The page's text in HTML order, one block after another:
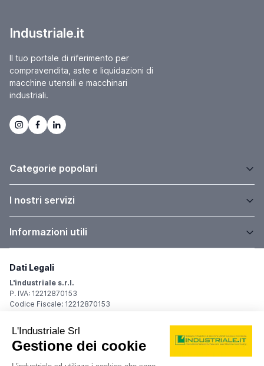
Industriale.it
Il tuo portale di riferimento per
compravendita, aste e liquidazioni di
macchine utensili e macchinari
industriali.
Categorie popolari
I nostri servizi
Informazioni utili
Dati Legali
L'industriale s.r.l.
P. IVA: 12212870153
Codice Fiscale: 12212870153
Sede Legale
Via Carlo Dolci, 32
20148 Milano (MI)
Italy